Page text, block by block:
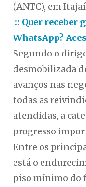
(ANTC), em
:: Quer
WhatsApp?
Segundo o
desmobilizada
avanços nas
todas as
atendidas, a
progresso
Entre os
está o
piso mínimo do